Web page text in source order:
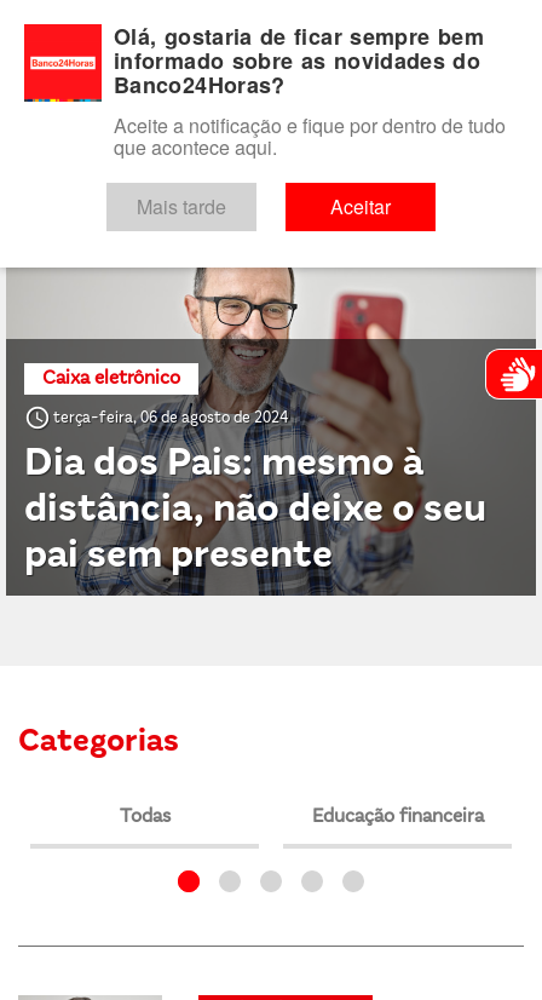
Caixa eletrônico
access_time terça-feira, 06 de agosto de 2024
Dia dos Pais: mesmo à
distância, não deixe o seu
pai sem presente
Categorias
Todas Educação financeira
Olá, gostaria de ficar sempre bem
informado sobre as novidades do
Banco24Horas?
Aceite a notificação e fique por dentro de tudo
que acontece aqui.
Mais tarde Aceitar